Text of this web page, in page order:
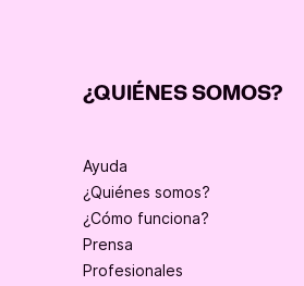
¿QUIÉNES SOMOS?
Ayuda
¿Quiénes somos?
¿Cómo funciona?
Prensa
Profesionales